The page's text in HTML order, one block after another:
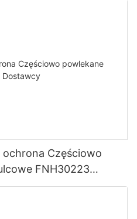
ochrona Częściowo
FNH30223